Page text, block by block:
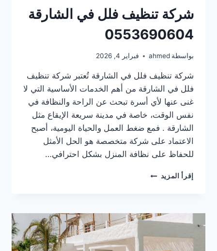
شركة تنظيف فلل في الشارقة
0553690604
بواسطة ahmed فبراير 4, 2026
شركة تنظيف فلل في الشارقة تُعتبر شركة تنظيف
فلل في الشارقة من أهم الخدمات الأساسية التي لا
غنى عنها لأي أسرة تبحث عن الراحة والنظافة في
نفس الوقت، خاصة في مدينة سريعة الإيقاع مثل
الشارقة . فمع ضغط العمل والحياة اليومية، أصبح
الاعتماد على شركة متخصصة هو الحل الأمثل
للحفاظ على نظافة المنزل بشكل احترافي…
إقرأ المزيد شركة
الشارقة
0553690604